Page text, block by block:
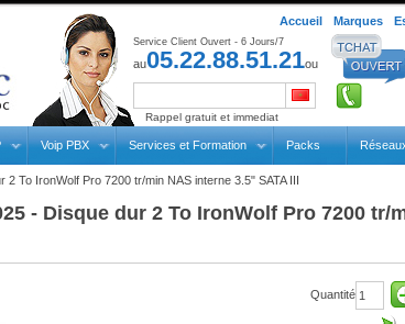
Accueil Marques
Service Client Ouvert - 6 Jours/7
au05.22.88.51.21ou
Rappel gratuit et immediat
Voip PBX Services et Formation Packs
2 To IronWolf Pro 7200 tr/min NAS interne 3.5" SATA III
- Disque dur 2 To IronWolf Pro 7200 tr/
Quantité